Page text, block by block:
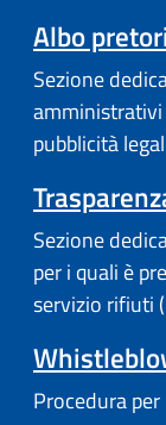
Albo
Sezione
amministrativi
pubblicità
Sezione
per i quali è
servizio rifiuti
Procedura